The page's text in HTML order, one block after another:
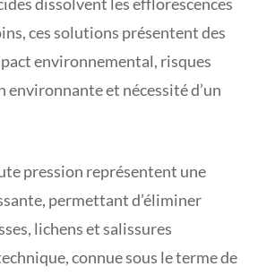
ces solutions présentent des
environnemental, risques
environnante et nécessité d’un
pression représentent une
permettant d’éliminer
lichens et salissures
connue sous le terme de